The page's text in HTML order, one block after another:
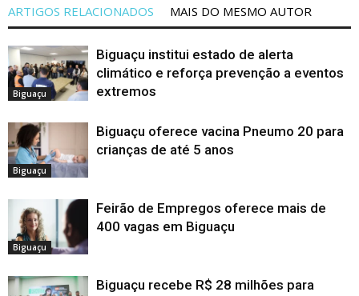
ARTIGOS RELACIONADOS MAIS DO MESMO AUTOR
Biguaçu
Biguaçu institui estado de alerta
climático e reforça prevenção a eventos
extremos
Biguaçu
Biguaçu oferece vacina Pneumo 20 para
crianças de até 5 anos
Biguaçu
Feirão de Empregos oferece mais de
400 vagas em Biguaçu
Biguaçu recebe R$ 28 milhões para